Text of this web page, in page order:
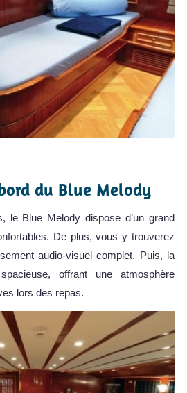
du Blue Melody
le Blue Melody dispose d’un grand
De plus, vous y trouverez
audio-visuel complet. Puis, la
offrant une atmosphère
lors des repas.